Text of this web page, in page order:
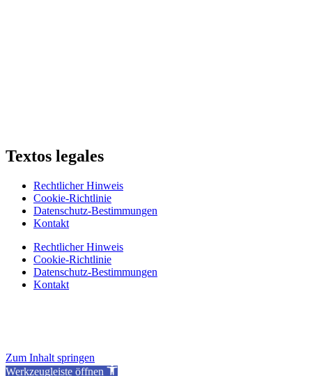
Textos legales
Rechtlicher Hinweis
Cookie-Richtlinie
Datenschutz-Bestimmungen
Kontakt
Rechtlicher Hinweis
Cookie-Richtlinie
Datenschutz-Bestimmungen
Kontakt
Zum Inhalt springen
Werkzeugleiste öffnen